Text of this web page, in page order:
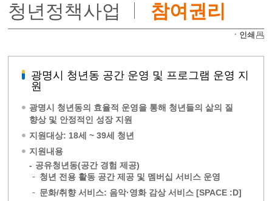
청년정책사업 참여권리
ㆍ인쇄
광명시 청년동 공간 운영 및 프로그램 운영 지
원
광명시 청년동의 효율적 운영을 통해 청년들의 삶의 질
향상 및 안정적인 성장 지원
지원대상: 18세 ~ 39세 청년
지원내용
- 공유청년동(공간 경험 제공)
청년 전용 활동 공간 제공 및 멤버십 서비스 운영
문화/취향 서비스: 음악·영화 감상 서비스 [SPACE :D]